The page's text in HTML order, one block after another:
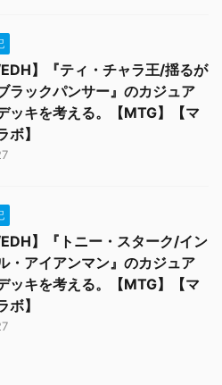
EDH】『ティ・チャラ王/揺るが
ラックパンサー』のカジュア
ッキを考える。【MTG】【マ
ボ】
EDH】『トニー・スターク/イン
・アイアンマン』のカジュア
ッキを考える。【MTG】【マ
ボ】